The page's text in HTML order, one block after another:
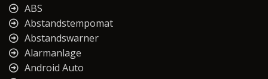
ABS
Abstandstempomat
Abstandswarner
Alarmanlage
Android Auto